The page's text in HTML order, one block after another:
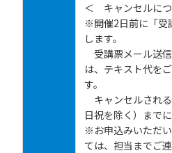
＜ キャンセルに
※開催2日前に「受
します。
受講票メール送
は、テキスト代を
す。
キャンセルされ
日祝を除く）まで
※お申込みいただ
ては、担当までご連